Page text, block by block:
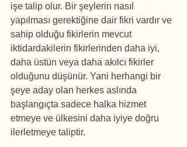
işe talip olur. Bir şeylerin nasıl
yapılması gerektiğine dair fikri vardır ve
sahip olduğu fikirlerin mevcut
iktidardakilerin fikirlerinden daha iyi,
daha üstün veya daha akılcı fikirler
olduğunu düşünür. Yani herhangi bir
şeye aday olan herkes aslında
başlangıçta sadece halka hizmet
etmeye ve ülkesini daha iyiye doğru
ilerletmeye taliptir.